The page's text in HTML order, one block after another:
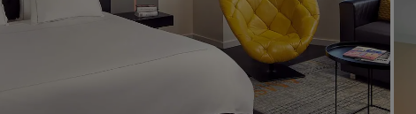
Gelieerde merken in China